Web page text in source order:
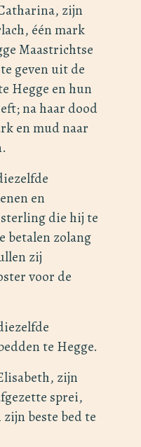
zijn
één mark
Maastrichtse
geven uit de
Hegge en hun
na haar dood
en mud naar
en
die hij te
betalen zolang
zij
voor de
te Hegge.
zijn
sprei,
beste bed te